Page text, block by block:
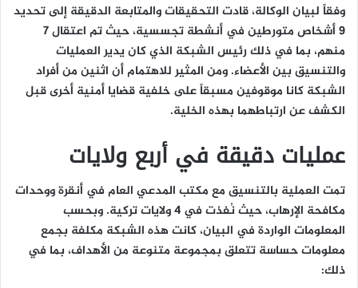
وفقاً لبيان الوكالة، قادت التحقيقات والمتابعة الدقيقة إلى تحديد
9 أشخاص متورطين في أنشطة تجسسية، حيث تم اعتقال 7
منهم، بما في ذلك رئيس الشبكة الذي كان يدير العمليات
والتنسيق بين الأعضاء. ومن المثير للاهتمام أن اثنين من أفراد
الشبكة كانا موقوفين مسبقاً على خلفية قضايا أمنية أخرى قبل
الكشف عن ارتباطهما بهذه الخلية.
عمليات دقيقة في أربع ولايات
تمت العملية بالتنسيق مع مكتب المدعي العام في أنقرة ووحدات
مكافحة الإرهاب، حيث نُفذت في 4 ولايات تركية. وبحسب
المعلومات الواردة في البيان، كانت هذه الشبكة مكلفة بجمع
معلومات حساسة تتعلق بمجموعة متنوعة من الأهداف، بما في
ذلك: